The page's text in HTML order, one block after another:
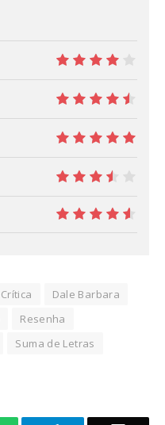
7
Crítica
Dale Barbara
Resenha
Suma de Letras